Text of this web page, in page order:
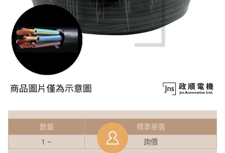
數量
標準單價
1 ~
詢價